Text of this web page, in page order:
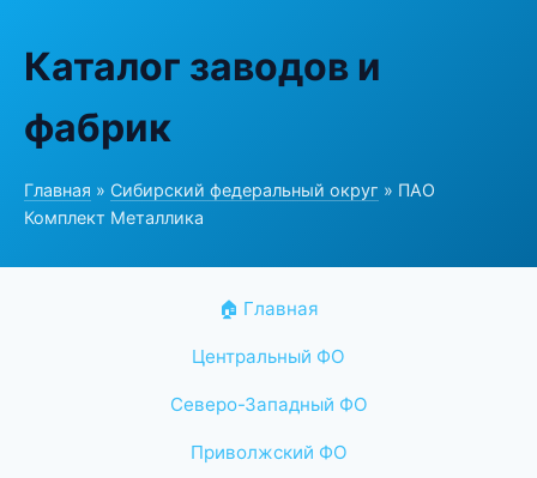
Каталог заводов и
фабрик
Главная » Сибирский федеральный округ » ПАО
Комплект Металлика
🏠 Главная
Центральный ФО
Северо-Западный ФО
Приволжский ФО